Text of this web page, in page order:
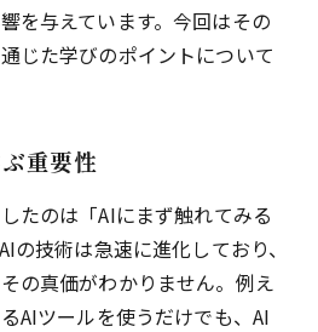
を与えています。今回はその
じた学びのポイントについて
重要性
たのは「AIにまず触れてみる
の技術は急速に進化しており、
の真価がわかりません。例え
AIツールを使うだけでも、AI